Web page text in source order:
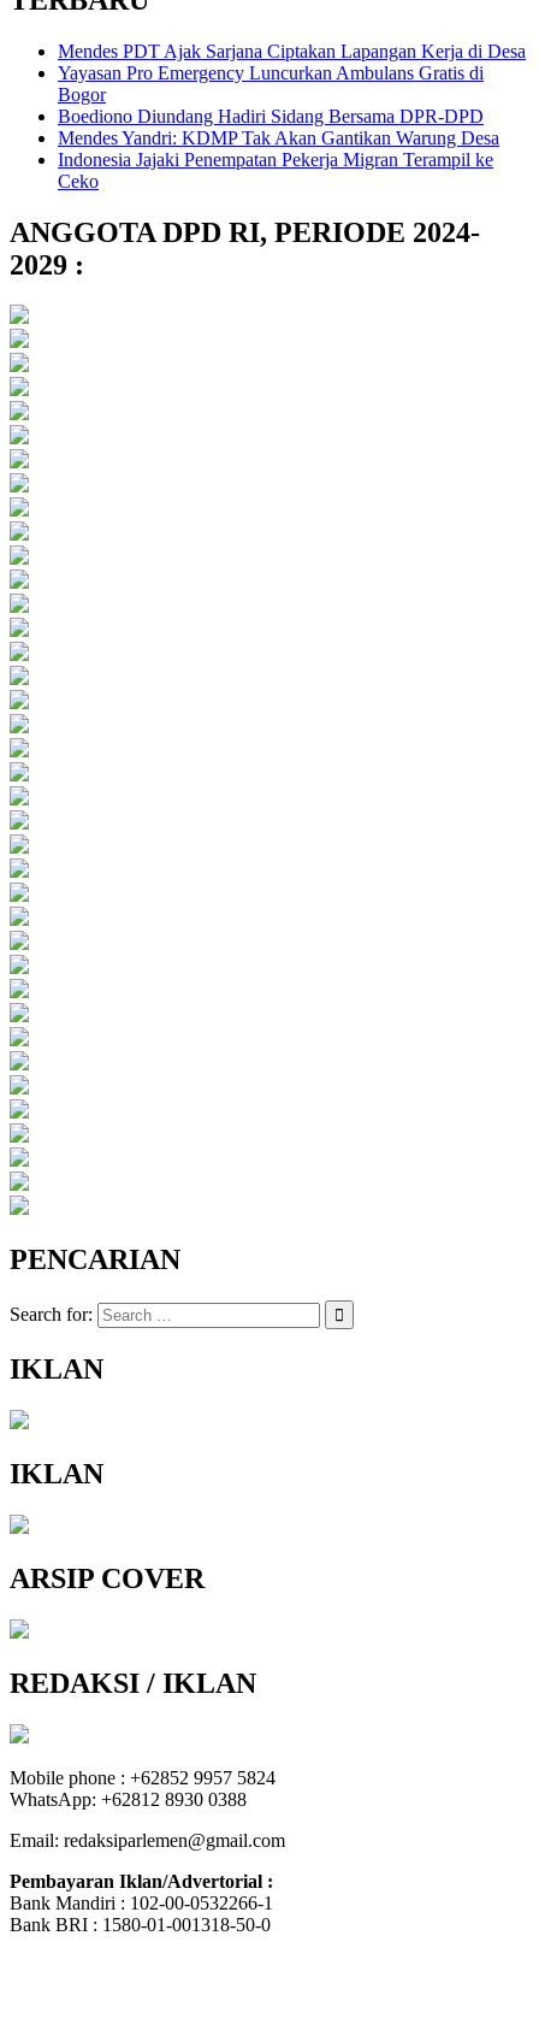
Mendes PDT Ajak Sarjana Ciptakan Lapangan Kerja di Desa
Yayasan Pro Emergency Luncurkan Ambulans Gratis di
Bogor
Boediono Diundang Hadiri Sidang Bersama DPR-DPD
Mendes Yandri: KDMP Tak Akan Gantikan Warung Desa
Indonesia Jajaki Penempatan Pekerja Migran Terampil ke
Ceko
ANGGOTA DPD RI, PERIODE 2024-
2029 :
PENCARIAN
Search for:
IKLAN
IKLAN
ARSIP COVER
REDAKSI / IKLAN
Mobile phone : +62852 9957 5824
WhatsApp: +62812 8930 0388
Email: redaksiparlemen@gmail.com
Pembayaran Iklan/Advertorial :
Bank Mandiri : 102-00-0532266-1
Bank BRI : 1580-01-001318-50-0